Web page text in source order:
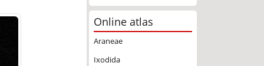
Online atlas
Araneae
Ixodida